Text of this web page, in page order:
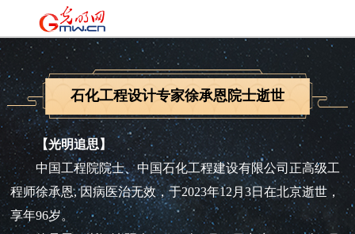
石化工程设计专家徐承恩院士逝世
【光明追思】
中国工程院院士、中国石化工程建设有限公司正高级工
程师徐承恩, 因病医治无效，于2023年12月3日在北京逝世，
享年96岁。